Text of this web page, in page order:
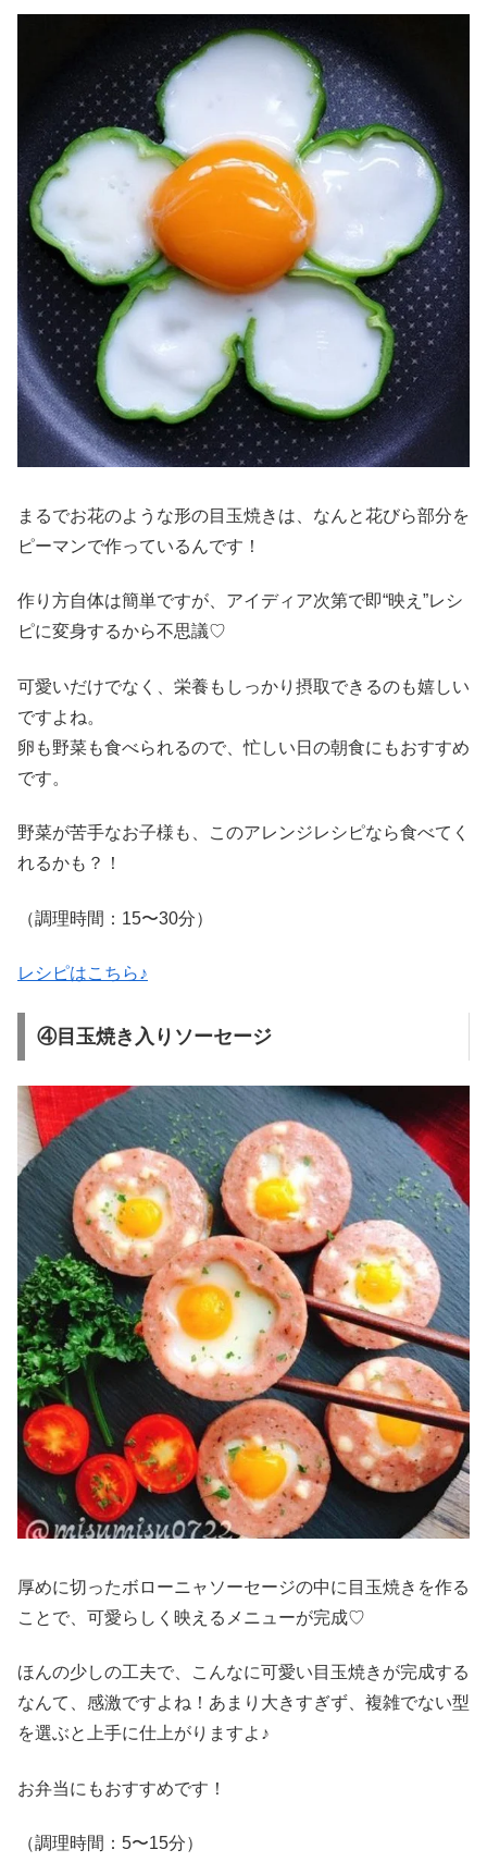
まるでお花のような形の目玉焼きは、なんと花びら部分を
ピーマンで作っているんです！
作り方自体は簡単ですが、アイディア次第で即“映え”レシ
ピに変身するから不思議♡
可愛いだけでなく、栄養もしっかり摂取できるのも嬉しい
ですよね。
卵も野菜も食べられるので、忙しい日の朝食にもおすすめ
です。
野菜が苦手なお子様も、このアレンジレシピなら食べてく
れるかも？！
（調理時間： 15〜30分）
レシピはこちら♪
④目玉焼き入りソーセージ
厚めに切ったボローニャソーセージの中に目玉焼きを作る
ことで、可愛らしく映えるメニューが完成♡
ほんの少しの工夫で、こんなに可愛い目玉焼きが完成する
なんて、感激ですよね！あまり大きすぎず、複雑でない型
を選ぶと上手に仕上がりますよ♪
お弁当にもおすすめです！
（調理時間： 5〜15分）